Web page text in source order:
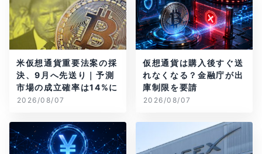
米仮想通貨重要法案の採
決、9月へ先送り｜予測
市場の成立確率は14%に
2026/08/07
仮想通貨は購入後すぐ送
れなくなる？金融庁が出
庫制限を要請
2026/08/07